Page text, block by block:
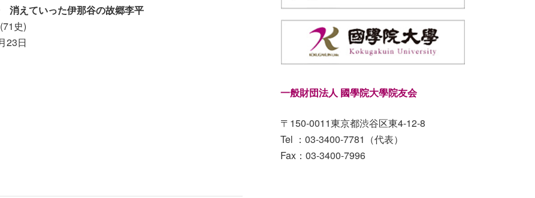
消えていった伊那谷の故郷李平
史)
23日
一般財団法人 國學院大學院友会
〒150-0011東京都渋谷区東4-12-8
Tel ：03-3400-7781（代表）
Fax：03-3400-7996